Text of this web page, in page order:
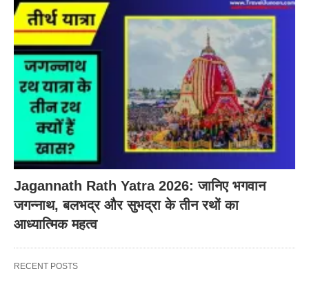
Jagannath Rath Yatra 2026: जानिए भगवान
जगन्नाथ, बलभद्र और सुभद्रा के तीन रथों का
आध्यात्मिक महत्व
RECENT POSTS